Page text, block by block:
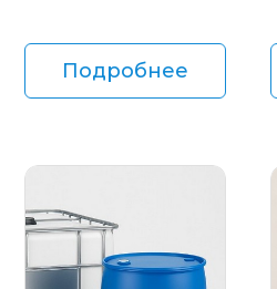
Подробнее